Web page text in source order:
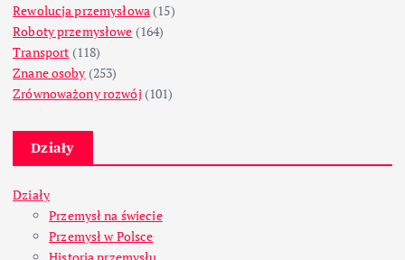
Rewolucja przemysłowa (15)
Roboty przemysłowe (164)
Transport (118)
Znane osoby (253)
Zrównoważony rozwój (101)
Działy
Działy
Przemysł na świecie
Przemysł w Polsce